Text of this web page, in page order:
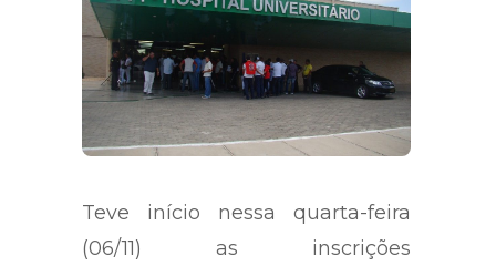
Teve início nessa quarta-feira
(06/11) as inscrições